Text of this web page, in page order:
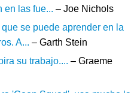
en las fue... – Joe Nichols
se puede aprender en la
A... – Garth Stein
su trabajo.... – Graeme